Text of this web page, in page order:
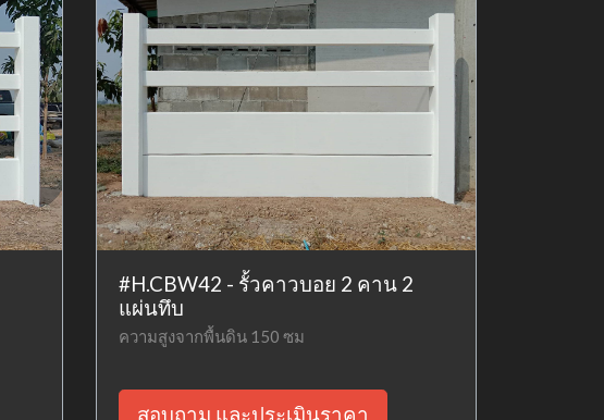
#H.CBW42 - รั้วคาวบอย 2 คาน 2
แผ่นทึบ
ความสูงจากพื้นดิน 150 ซม
สอบถาม และประเมินราคา